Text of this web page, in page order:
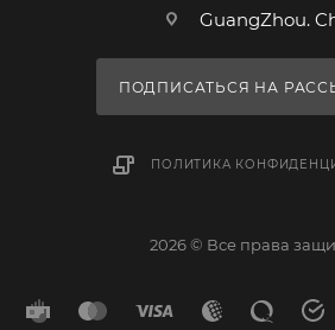
GuangZhou.
ПОДПИСАТЬСЯ НА
ПОЛИТИКА
2026 © Все права